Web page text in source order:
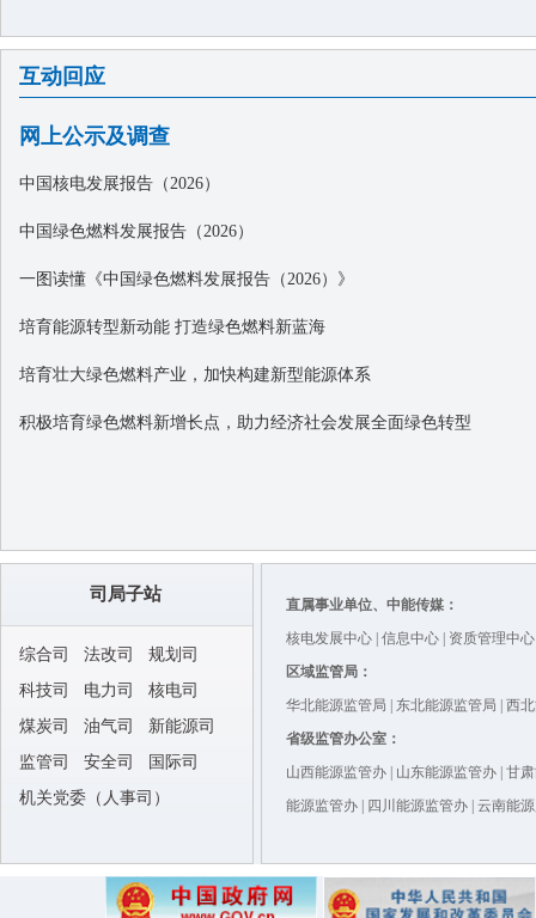
互动回应
网上公示及调查
中国核电发展报告（2026）
中国绿色燃料发展报告（2026）
一图读懂《中国绿色燃料发展报告（2026）》
培育能源转型新动能 打造绿色燃料新蓝海
培育壮大绿色燃料产业，加快构建新型能源体系
积极培育绿色燃料新增长点，助力经济社会发展全面绿色转型
司局子站
综合司 法改司
规划司
科技司
电力司
核电司
煤炭司
油气司
新能源司
监管司
安全司
国际司
机关党委（人事司）
直属事业单位、中能传媒：
核电发展中心 | 信息中心 | 资质管理中心
区域监管局：
华北能源监管局
东北能源监管局
西
省级监管办公室：
山西能源监管办
山东能源监管办 甘
能源监管办
四川能源监管办 云南能